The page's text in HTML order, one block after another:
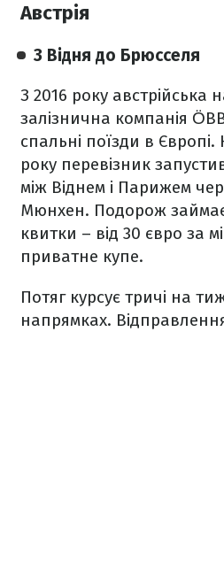
Австрія
З Відня до Брюсселя
З 2016 року австрійська
залізнична компанія
спальні поїзди в Європі.
року перевізник
між Віднем і Парижем
Мюнхен. Подорож
квитки – від 30 євро за
приватне купе.
Потяг курсує тричі на
напрямках.